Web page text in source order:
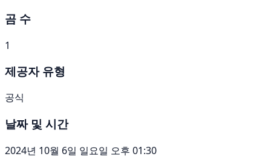
곰 수
1
제공자 유형
공식
날짜 및 시간
2024년 10월 6일 일요일 오후 01:30